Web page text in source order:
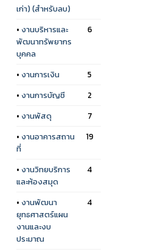
เก่า) (สำหรับลบ)
• งานบริหารและ
พัฒนาทรัพยากร
บุคคล
6
• งานการเงิน
5
• งานการบัญชี
2
• งานพัสดุ
7
• งานอาคารสถาน
ที่
19
• งานวิทยบริการ
และห้องสมุด
4
• งานพัฒนา
ยุทธศาสตร์แผน
งานและงบ
ประมาณ
4